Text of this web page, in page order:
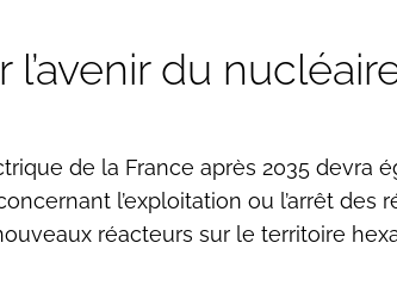
du
de la France après 2035
l’exploitation ou l’arrêt
réacteurs sur le territoire